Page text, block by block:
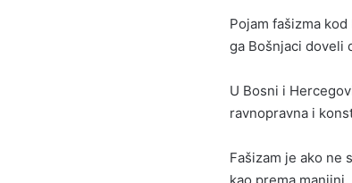
Pojam fašizma
ga Bošnjaci doveli
U Bosni i
ravnopravna i
Fašizam je ako ne
kao prema